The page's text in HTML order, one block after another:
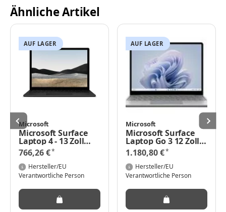
Ähnliche Artikel
AUF LAGER
Microsoft
Microsoft Surface
Laptop 4 - 13 Zoll
Core i5 4,4 GHz
PixelSense 2256 x
1504 - Intel Core i5-
1145G7 - 16 GB
LPDDR4x - 256 GB
SSD - Intel Iris Xe
Graphics - USB-C -
USB-A - Wi-Fi 6 -
766,26 €*
Hersteller/EU
Verantwortliche Person
AUF LAGER
Microsoft
Microsoft Surface
Laptop Go 3 12 Zoll -
i5 - 16GB - 256 GB -
platin - 12,4"
Touchscreen, Intel
Core i5-1235U, 16GB
RAM, 256GB SSD,
Windows 11 Home
1.180,80 €*
Hersteller/EU
Verantwortliche Person